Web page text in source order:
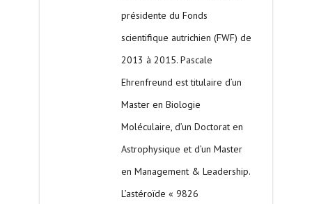
présidente du Fonds
scientifique autrichien (FWF) de
2013 à 2015. Pascale
Ehrenfreund est titulaire d’un
Master en Biologie
Moléculaire, d’un Doctorat en
Astrophysique et d’un Master
en Management & Leadership.
L’astéroïde « 9826